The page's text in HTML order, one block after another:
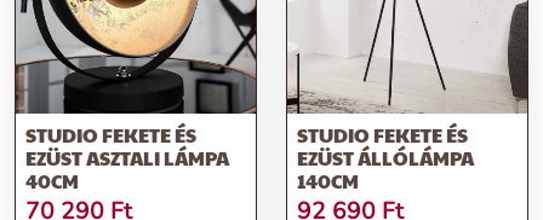
STUDIO FEKETE ÉS
EZÜST ASZTALI LÁMPA
40CM
70 290 Ft
STUDIO FEKETE ÉS
EZÜST ÁLLÓLÁMPA
140CM
92 690 Ft